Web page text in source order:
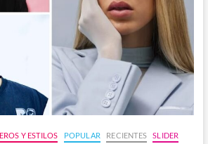
Y ESTILOS POPULAR RECIENTES SLIDER